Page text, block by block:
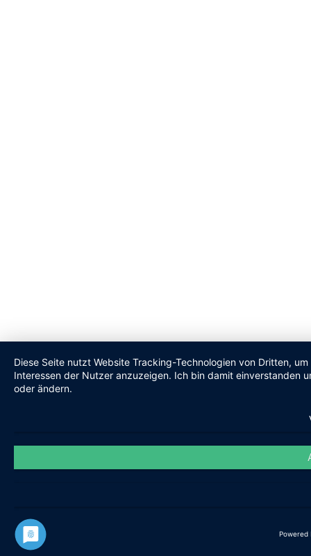
Diese Seite nutzt Website Tracking-Technologien von Dritten,
Interessen der Nutzer anzuzeigen. Ich bin damit einverstanden
oder ändern.
Powered